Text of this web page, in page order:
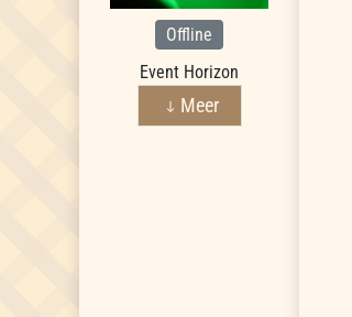
Offline
Event Horizon
Meer